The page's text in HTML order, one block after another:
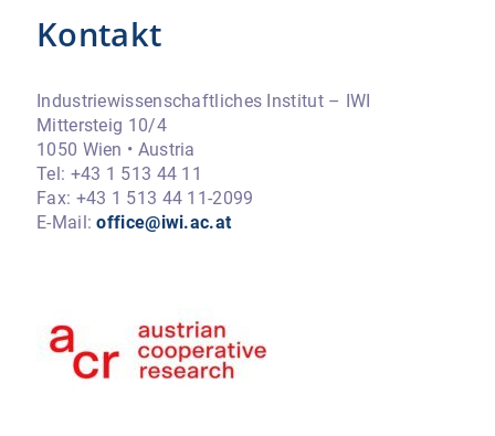
Kontakt
Industriewissenschaftliches Institut – IWI
Mittersteig 10/4
1050 Wien • Austria
Tel: +43 1 513 44 11
Fax: +43 1 513 44 11-2099
E-Mail:office@iwi.ac.at